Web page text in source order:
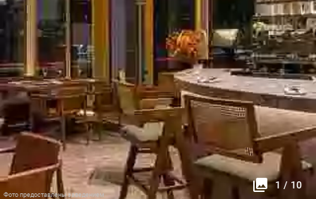
1 / 10
Фото предоставлены заведением